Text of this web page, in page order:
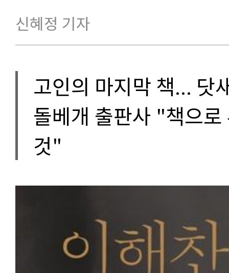
신혜정 기자
고인의 마지막 책... 닷
돌베개 출판사 "책으
것"